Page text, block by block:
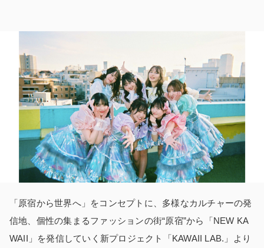
「原宿から世界へ」をコンセプトに、多様なカルチャーの発
信地、個性の集まるファッションの街“原宿”から「NEW KA
WAII」を発信していく新プロジェクト「KAWAII LAB.」より